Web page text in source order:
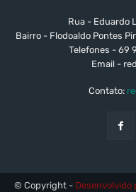
Rua - Eduardo
Bairro - Flodoaldo Pontes
Telefones - 69
Email -
Contato:
© Copyright - Desenvolvido